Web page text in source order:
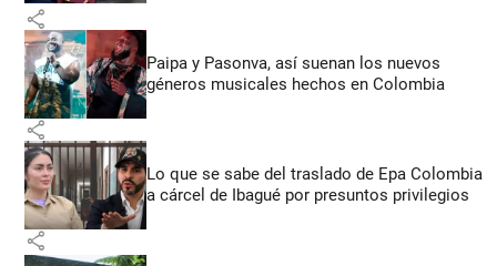
share
Paipa y Pasonva, así suenan los nuevos
géneros musicales hechos en Colombia
share
Lo que se sabe del traslado de Epa Colombia
a cárcel de Ibagué por presuntos privilegios
share